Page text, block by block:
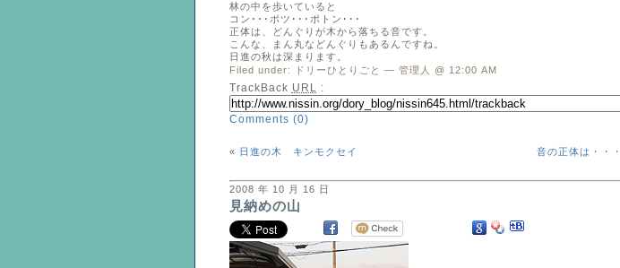
林の中を歩いていると
コン･･･ポツ･･･ポトン･･･
正体は、どんぐりが木から落ちる音です。
こんな、まん丸などんぐりもあるんですね。
日進の秋は深まります。
Filed under:
ドリーひとりごと — 管理人 @ 12:00 AM
TrackBack URL :
Comments (0)
« 日進の木 キンモクセイ 音の正体は・・・
2008 年 10 月 16 日
見納めの山